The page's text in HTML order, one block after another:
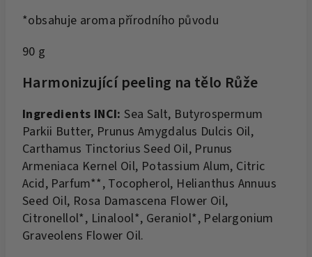
*obsahuje aroma přírodního původu
90 g
Harmonizující peeling na tělo Růže
Ingredients INCI: Sea Salt, Butyrospermum
Parkii Butter, Prunus Amygdalus Dulcis Oil,
Carthamus Tinctorius Seed Oil, Prunus
Armeniaca Kernel Oil, Potassium Alum, Citric
Acid, Parfum**, Tocopherol, Helianthus Annuus
Seed Oil, Rosa Damascena Flower Oil,
Citronellol*, Linalool*, Geraniol*, Pelargonium
Graveolens Flower Oil.